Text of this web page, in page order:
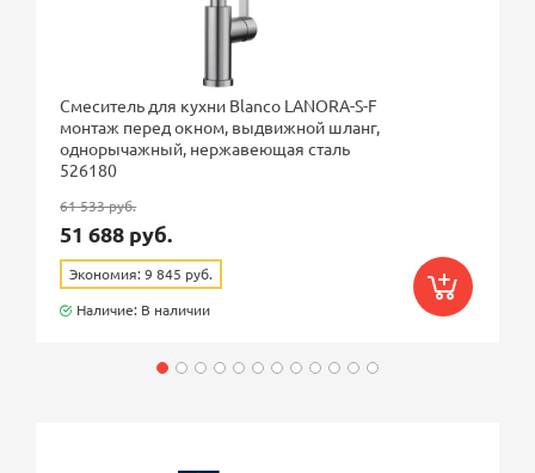
Смеситель для кухни Blanco LANORA-S-F
монтаж перед окном, выдвижной шланг,
однорычажный, нержавеющая сталь
526180
61 533 руб.
51 688 руб.
Экономия: 9 845 руб.
Наличие: В наличии